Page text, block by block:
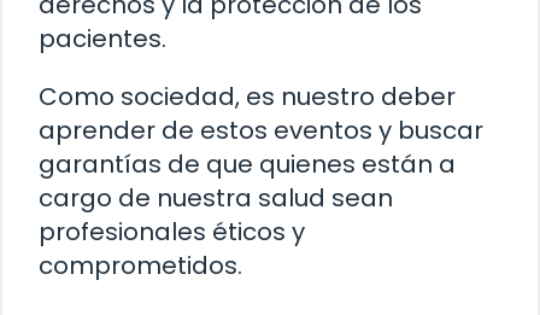
pacientes.
Como sociedad, es nuestro deber
aprender de estos eventos y buscar
garantías de que quienes están a
cargo de nuestra salud sean
profesionales éticos y
comprometidos.